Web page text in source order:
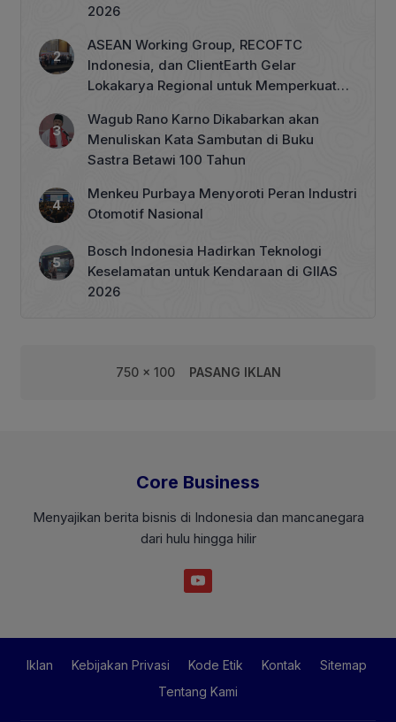
2026
ASEAN Working Group, RECOFTC
Indonesia, dan ClientEarth Gelar
Lokakarya Regional untuk Memperkuat
Wagub Rano Karno Dikabarkan akan
Menuliskan Kata Sambutan di Buku
Sastra Betawi 100 Tahun
Menkeu Purbaya Menyoroti Peran Industri
Otomotif Nasional
Bosch Indonesia Hadirkan Teknologi
Keselamatan untuk Kendaraan di GIIAS
2026
750 x 100 PASANG IKLAN
Core Business
Menyajikan berita bisnis di Indonesia dan mancanegara
dari hulu hingga hilir
Iklan Kebijakan Privasi Kode Etik Kontak
Sitemap
Tentang Kami